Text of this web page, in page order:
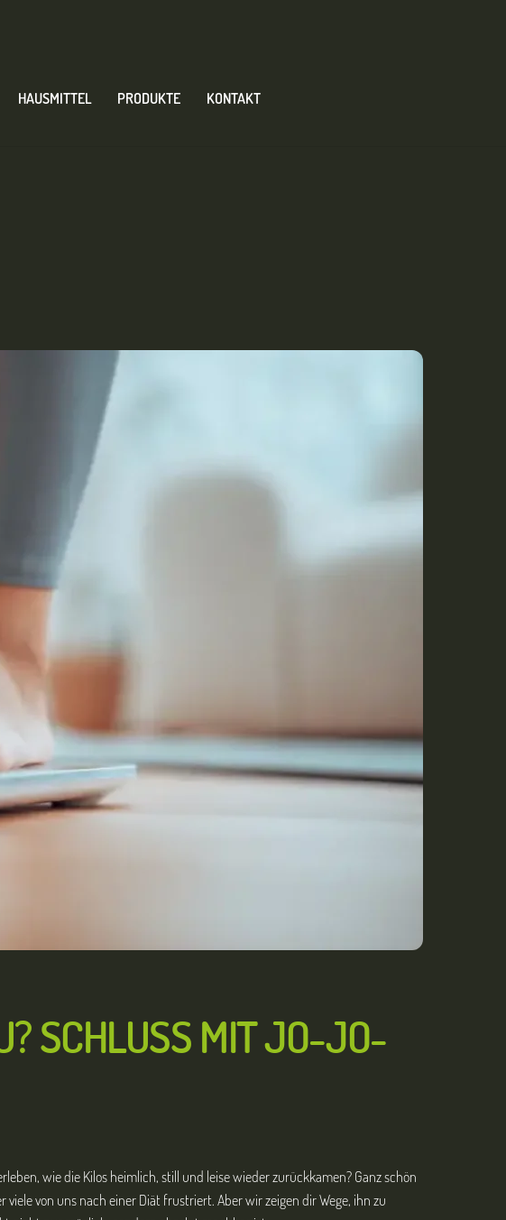
HAUSMITTEL PRODUKTE KONTAKT
SCHLUSS MIT JO-JO-
wie die Kilos heimlich, still und leise wieder zurückkamen? Ganz schön
von uns nach einer Diät frustriert. Aber wir zeigen dir Wege, ihn zu